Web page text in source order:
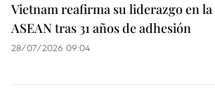
Vietnam reafirma su liderazgo en la
ASEAN tras 31 años de adhesión
28/07/2026 09:04